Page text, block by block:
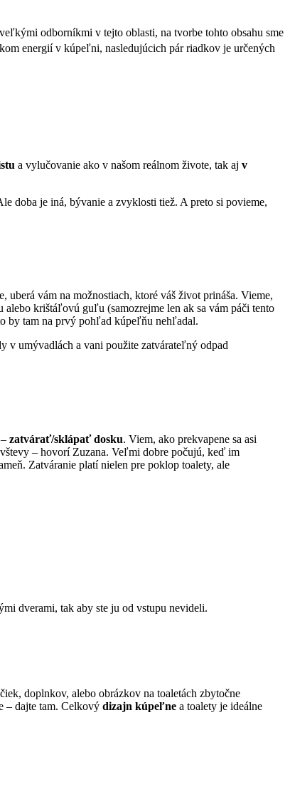
odborníkmi v tejto oblasti, na tvorbe tohto obsahu sme
energií v kúpeľni, nasledujúcich pár riadkov je určených
a vylučovanie ako v našom reálnom živote, tak aj v
doba je iná, bývanie a zvyklosti tiež. A preto si povieme,
uberá vám na možnostiach, ktoré váš život prináša. Vieme,
krištáľovú guľu (samozrejme len ak sa vám páči tento
by tam na prvý pohľad kúpeľňu nehľadal.
v umývadlách a vani použite zatvárateľný odpad
zatvárať/sklápať dosku. Viem, ako prekvapene sa asi
– hovorí Zuzana. Veľmi dobre počujú, keď im
Zatváranie platí nielen pre poklop toalety, ale
dverami, tak aby ste ju od vstupu nevideli.
doplnkov, alebo obrázkov na toaletách zbytočne
– dajte tam. Celkový dizajn kúpeľne a toalety je ideálne